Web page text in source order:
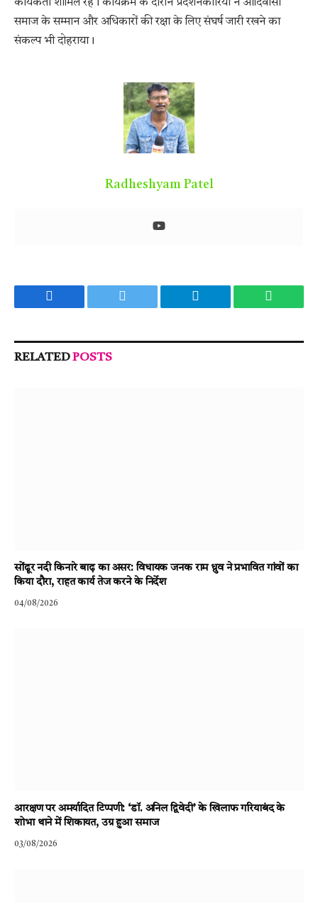
कार्यकर्ता शामिल रहे। कार्यक्रम के दौरान प्रदर्शनकारियों ने आदिवासी
समाज के सम्मान और अधिकारों की रक्षा के लिए संघर्ष जारी रखने का
संकल्प भी दोहराया।
Radheshyam Patel
Facebook Twitter Telegram
RELATEDPOSTS
सोंढूर नदी किनारे बाढ़ का असर: विधायक जनक राम ध्रुव ने प्रभावित गांवों का
किया दौरा, राहत कार्य तेज करने के निर्देश
04/08/2026
आरक्षण पर अमर्यादित टिप्पणी: ‘डॉ. अनिल द्विवेदी’ के खिलाफ गरियाबंद के
शोभा थाने में शिकायत, उग्र हुआ समाज
03/08/2026